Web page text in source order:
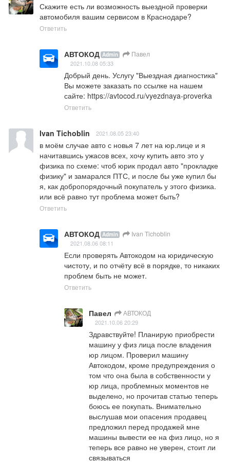
Скажите есть ли возможность выездной проверки
автомобиля вашим сервисом в Краснодаре?
Ответить
АВТОКОД Admin Павел
2021.10.08 05:33
Добрый день. Услугу "Выездная диагностика"
Вы можете заказать по ссылке на нашем
сайте: https://avtocod.ru/vyezdnaya-proverka
Ответить
Ivan Tichoblin 2021.08.05 23:40
в моём случае авто с новья 7 лет на юр.лице и я
начитавшись ужасов всех, хочу купить авто это у
физика по схеме: чтоб юрик продал авто "прокладке
физику" и замарался ПТС, и после бы уже купил бы
я, как добропорядочный покупатель у этого физика.
или всё равно тут проблема может быть?
Ответить
АВТОКОД Admin Ivan Tichoblin
2021.08.06 08:11
Если проверять Автокодом на юридическую
чистоту, и по отчёту всё в порядке, то никаких
проблем быть не может.
Ответить
Павел АВТОКОД
2021.10.06 20:29
Здравствуйте! Планирую приобрести
машину у физ лица после владения
юр лицом. Проверил машину
Автокодом, кроме предупреждения о
том что она была в собственности у
юр лица, проблемных моментов не
выделено, но прочитав статью теперь
боюсь ее покупать. Внимательно
выслушав мои опасения продавец
предложил перед продажей мне
машины вывести ее на физ лицо, но я
теперь все равно не уверен, стоит ли
связываться